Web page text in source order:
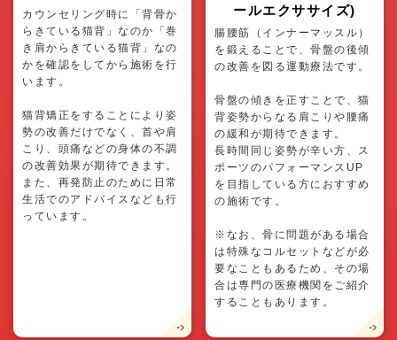
カウンセリング時に「背骨か
らきている猫背」なのか「巻
き肩からきている猫背」なの
かを確認をしてから施術を行
います。
猫背矯正をすることにより姿
勢の改善だけでなく、首や肩
こり、頭痛などの身体の不調
の改善効果が期待できます。
また、再発防止のために日常
生活でのアドバイスなども行
っています。
ールエクササイズ)
腸腰筋（インナーマッスル）
を鍛えることで、骨盤の後傾
の改善を図る運動療法です。
骨盤の傾きを正すことで、猫
背姿勢からなる肩こりや腰痛
の緩和が期待できます。
長時間同じ姿勢が辛い方、ス
ポーツのパフォーマンスUP
を目指している方におすすめ
の施術です。
※なお、骨に問題がある場合
は特殊なコルセットなどが必
要なこともあるため、その場
合は専門の医療機関をご紹介
することもあります。